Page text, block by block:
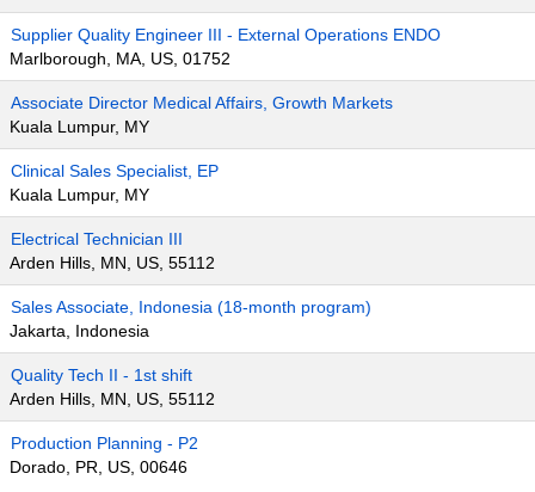
Supplier Quality Engineer III - External Operations ENDO
Marlborough, MA, US, 01752
Associate Director Medical Affairs, Growth Markets
Kuala Lumpur, MY
Clinical Sales Specialist, EP
Kuala Lumpur, MY
Electrical Technician III
Arden Hills, MN, US, 55112
Sales Associate, Indonesia (18-month program)
Jakarta, Indonesia
Quality Tech II - 1st shift
Arden Hills, MN, US, 55112
Production Planning - P2
Dorado, PR, US, 00646